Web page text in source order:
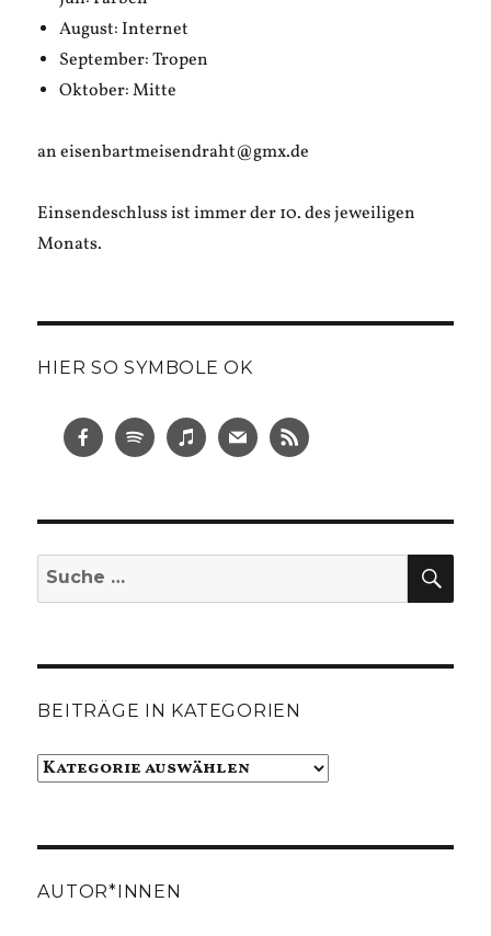
August: Internet
September: Tropen
Oktober: Mitte
an eisenbartmeisendraht@gmx.de
Einsendeschluss ist immer der 10. des jeweiligen
Monats.
HIER SO SYMBOLE OK
Suche
nach:
BEITRÄGE IN KATEGORIEN
Beiträge
AUTOR*INNEN